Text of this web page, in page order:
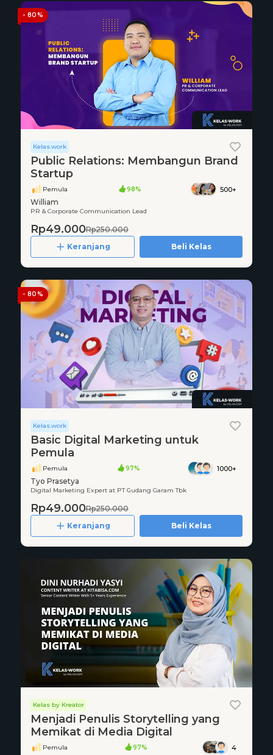
- 80%
Kelas.work
Public Relations: Membangun Brand
Startup
Pemula 98% 500+
William
PR & Corporate Communication Lead
Rp49.000Rp250.000
Keranjang
Beli Kelas
- 80%
Kelas.work
Basic Digital Marketing untuk
Pemula
Pemula 97% 1000+
Tyo Prasetya
Digital Marketing Expert at PT Gudang Garam Tbk
Rp49.000Rp250.000
Keranjang
Beli Kelas
Kelas by Kreator
Menjadi Penulis Storytelling yang
Memikat di Media Digital
Pemula 97% 4